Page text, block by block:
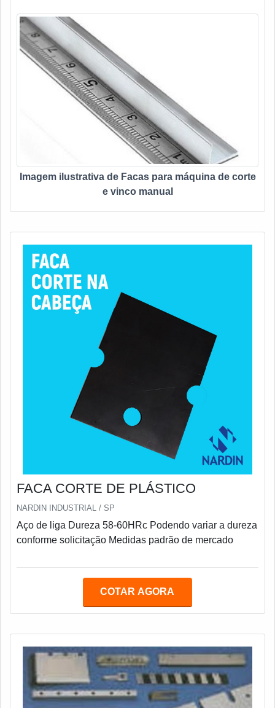
Imagem ilustrativa de Facas para máquina de corte
e vinco manual
FACA CORTE DE PLÁSTICO
NARDIN INDUSTRIAL / SP
Aço de liga Dureza 58-60HRc Podendo variar a dureza
conforme solicitação Medidas padrão de mercado
COTAR AGORA